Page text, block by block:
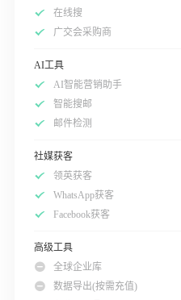
在线搜
广交会采购商
AI工具
AI智能营销助手
智能搜邮
邮件检测
社媒获客
领英获客
WhatsApp获客
Facebook获客
高级工具
全球企业库
数据导出(按需充值)